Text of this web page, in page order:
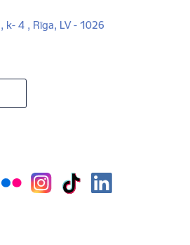
k- 4 , Rīga, LV - 1026